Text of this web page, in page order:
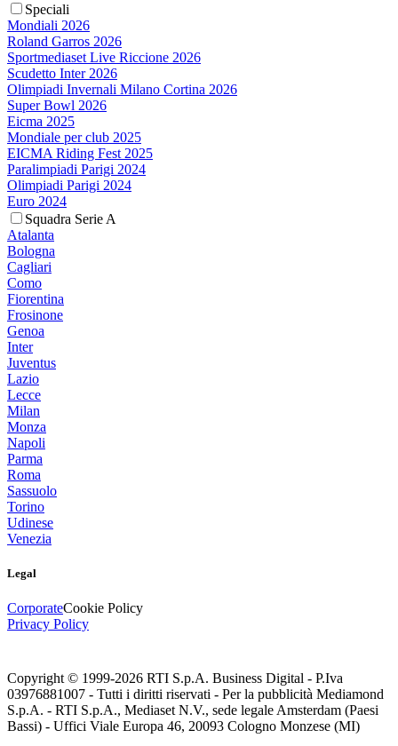
Speciali
Mondiali 2026
Roland Garros 2026
Sportmediaset Live Riccione 2026
Scudetto Inter 2026
Olimpiadi Invernali Milano Cortina 2026
Super Bowl 2026
Eicma 2025
Mondiale per club 2025
EICMA Riding Fest 2025
Paralimpiadi Parigi 2024
Olimpiadi Parigi 2024
Euro 2024
Squadra Serie A
Atalanta
Bologna
Cagliari
Como
Fiorentina
Frosinone
Genoa
Inter
Juventus
Lazio
Lecce
Milan
Monza
Napoli
Parma
Roma
Sassuolo
Torino
Udinese
Venezia
Legal
CorporateCookie Policy
Privacy Policy
Copyright © 1999-2026 RTI S.p.A. Business Digital - P.Iva
03976881007 - Tutti i diritti riservati - Per la pubblicità Mediamond
S.p.A. - RTI S.p.A., Mediaset N.V., sede legale Amsterdam (Paesi
Bassi) - Uffici Viale Europa 46, 20093 Cologno Monzese (MI)